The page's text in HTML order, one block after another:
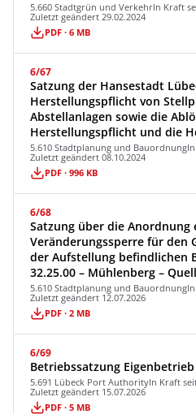
5.660 Stadtgrün und VerkehrIn Kraft
Zuletzt geändert 29.02.2024
PDF · 6 MB
6/67
Satzung der Hansestadt
Herstellungspflicht von
Abstellanlagen sowie die
Herstellungspflicht und die
5.610 Stadtplanung und Bauordnung
Zuletzt geändert 08.10.2024
PDF · 996 KB
6/68
Satzung über die Anordnung
Veränderungssperre für den
der Aufstellung befindlichen
32.25.00 – Mühlenberg –
5.610 Stadtplanung und Bauordnung
Zuletzt geändert 12.07.2026
PDF · 2 MB
6/69
Betriebssatzung
5.691 Lübeck Port AuthorityIn Kraft
Zuletzt geändert 15.07.2026
PDF · 5 MB